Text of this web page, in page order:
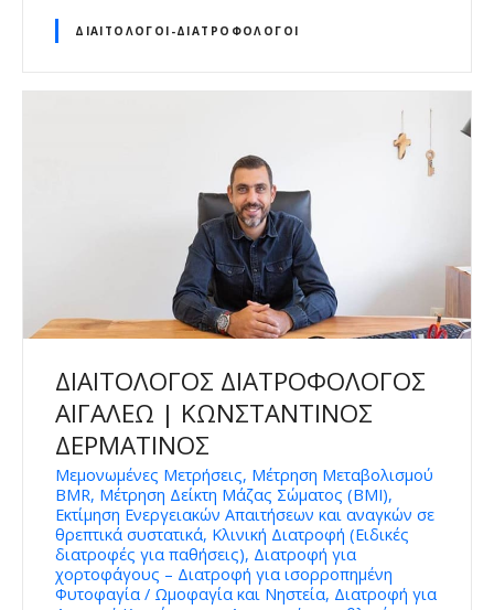
ΔΙΑΙΤΟΛΌΓΟΙ-ΔΙΑΤΡΟΦΟΛΌΓΟΙ
ΔΙΑΙΤΟΛΟΓΟΣ ΔΙΑΤΡΟΦΟΛΟΓΟΣ
ΑΙΓΑΛΕΩ | ΚΩΝΣΤΑΝΤΙΝΟΣ
ΔΕΡΜΑΤΙΝΟΣ
Μεμονωμένες Μετρήσεις, Μέτρηση Μεταβολισμού
BMR, Μέτρηση Δείκτη Μάζας Σώματος (BMI),
Εκτίμηση Ενεργειακών Απαιτήσεων και αναγκών σε
θρεπτικά συστατικά, Κλινική Διατροφή (Ειδικές
διατροφές για παθήσεις), Διατροφή για
χορτοφάγους – Διατροφή για ισορροπημένη
Φυτοφαγία / Ωμοφαγία και Νηστεία, Διατροφή για